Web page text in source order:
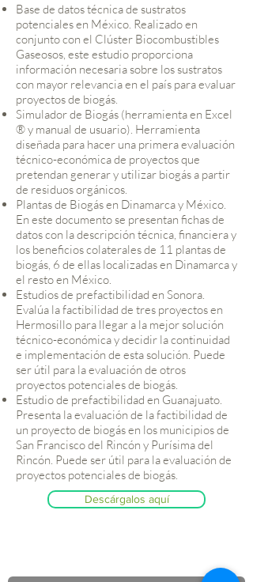
Base de datos técnica de sustratos
potenciales en México. Realizado en
conjunto con el Clúster Biocombustibles
Gaseosos, este estudio proporciona
información necesaria sobre los sustratos
con mayor relevancia en el país para evaluar
proyectos de biogás.
Simulador de Biogás (herramienta en Excel
® y manual de usuario). Herramienta
diseñada para hacer una primera evaluación
técnico-económica de proyectos que
pretendan generar y utilizar biogás a partir
de residuos orgánicos.
Plantas de Biogás en Dinamarca y México.
En este documento se presentan fichas de
datos con la descripción técnica, financiera y
los beneficios colaterales de 11 plantas de
biogás, 6 de ellas localizadas en Dinamarca y
el resto en México.
Estudios de prefactibilidad en Sonora.
Evalúa la factibilidad de tres proyectos en
Hermosillo para llegar a la mejor solución
técnico-económica y decidir la continuidad
e implementación de esta solución. Puede
ser útil para la evaluación de otros
proyectos potenciales de biogás.
Estudio de prefactibilidad en Guanajuato.
Presenta la evaluación de la factibilidad de
un proyecto de biogás en los municipios de
San Francisco del Rincón y Purísima del
Rincón. Puede ser útil para la evaluación de
proyectos potenciales de biogás.
Descárgalos aquí